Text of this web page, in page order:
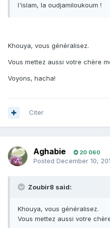
l'islam, la oudjamiloukoum !
Khouya, vous généralisez.
Vous mettez aussi votre chère
Voyons, hacha!
Citer
Aghabie 20 060
Posted December 10,
Zoubir8 said:
Khouya, vous généralisez.
Vous mettez aussi votre